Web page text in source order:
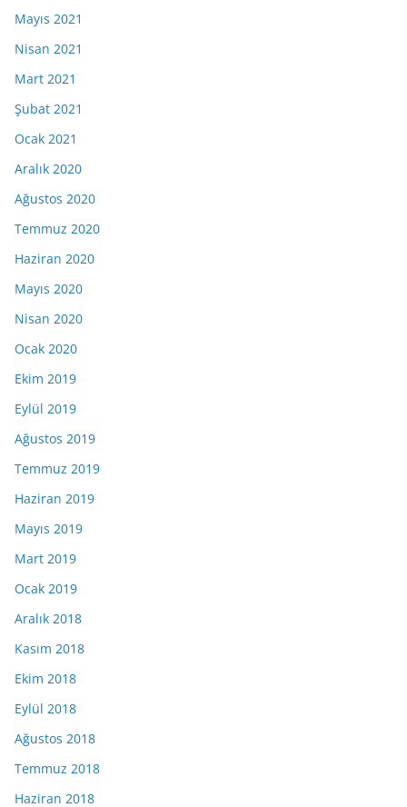
Mayıs 2021
Nisan 2021
Mart 2021
Şubat 2021
Ocak 2021
Aralık 2020
Ağustos 2020
Temmuz 2020
Haziran 2020
Mayıs 2020
Nisan 2020
Ocak 2020
Ekim 2019
Eylül 2019
Ağustos 2019
Temmuz 2019
Haziran 2019
Mayıs 2019
Mart 2019
Ocak 2019
Aralık 2018
Kasım 2018
Ekim 2018
Eylül 2018
Ağustos 2018
Temmuz 2018
Haziran 2018